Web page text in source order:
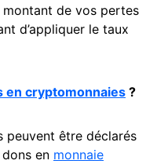
de vos pertes
d’appliquer le taux
en cryptomonnaies ?
peuvent être déclarés
en monnaie